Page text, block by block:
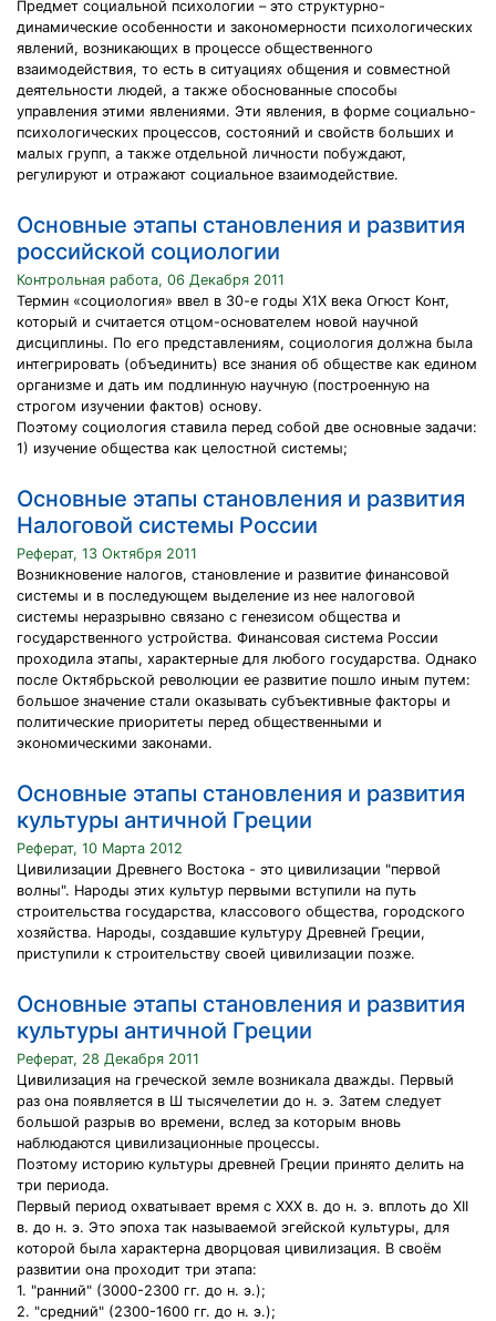
Предмет социальной психологии – это структурно-
динамические особенности и закономерности психологических
явлений, возникающих в процессе общественного
взаимодействия, то есть в ситуациях общения и совместной
деятельности людей, а также обоснованные способы
управления этими явлениями. Эти явления, в форме социально-
психологических процессов, состояний и свойств больших и
малых групп, а также отдельной личности побуждают,
регулируют и отражают социальное взаимодействие.
Основные этапы становления и развития
российской социологии
Контрольная работа, 06 Декабря 2011
Термин «социология» ввел в 30-е годы Х1Х века Огюст Конт,
который и считается отцом-основателем новой научной
дисциплины. По его представлениям, социология должна была
интегрировать (объединить) все знания об обществе как едином
организме и дать им подлинную научную (построенную на
строгом изучении фактов) основу.
Поэтому социология ставила перед собой две основные задачи:
1) изучение общества как целостной системы;
Основные этапы становления и развития
Налоговой системы России
Реферат, 13 Октября 2011
Возникновение налогов, становление и развитие финансовой
системы и в последующем выделение из нее налоговой
системы неразрывно связано с генезисом общества и
государственного устройства. Финансовая система России
проходила этапы, характерные для любого государства. Однако
после Октябрьской революции ее развитие пошло иным путем:
большое значение стали оказывать субъективные факторы и
политические приоритеты перед общественными и
экономическими законами.
Основные этапы становления и развития
культуры античной Греции
Реферат, 10 Марта 2012
Цивилизации Древнего Востока - это цивилизации "первой
волны". Народы этих культур первыми вступили на путь
строительства государства, классового общества, городского
хозяйства. Народы, создавшие культуру Древней Греции,
приступили к строительству своей цивилизации позже.
Основные этапы становления и развития
культуры античной Греции
Реферат, 28 Декабря 2011
Цивилизация на греческой земле возникала дважды. Первый
раз она появляется в Ш тысячелетии до н. э. Затем следует
большой разрыв во времени, вслед за которым вновь
наблюдаются цивилизационные процессы.
Поэтому историю культуры древней Греции принято делить на
три периода.
Первый период охватывает время с XXX в. до н. э. вплоть до ХII
в. до н. э. Это эпоха так называемой эгейской культуры, для
которой была характерна дворцовая цивилизация. В своём
развитии она проходит три этапа:
1. "ранний" (3000-2300 гг. до н. э.);
2. "средний" (2300-1600 гг. до н. э.);